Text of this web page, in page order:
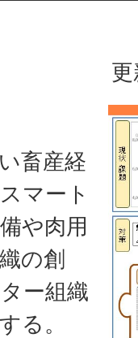
畜産経
マート
や肉用
の創
ー組織
る。